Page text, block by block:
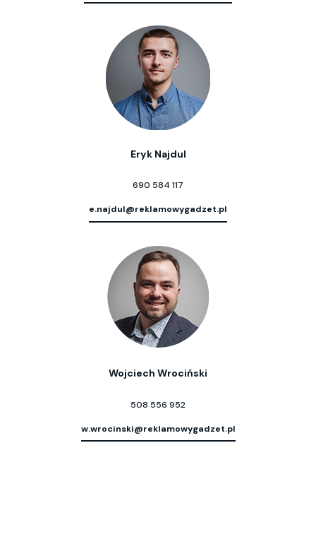
Eryk Najdul
690 584 117
e.najdul@reklamowygadzet.pl
Wojciech Wrociński
508 556 952
w.wrocinski@reklamowygadzet.pl